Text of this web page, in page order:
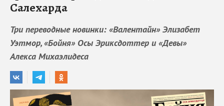
Салехарда
Три переводные новинки: «Валентайн» Элизабет
Уэтмор, «Бойня» Осы Эриксдоттер и «Девы»
Алекса Михаэлидеса